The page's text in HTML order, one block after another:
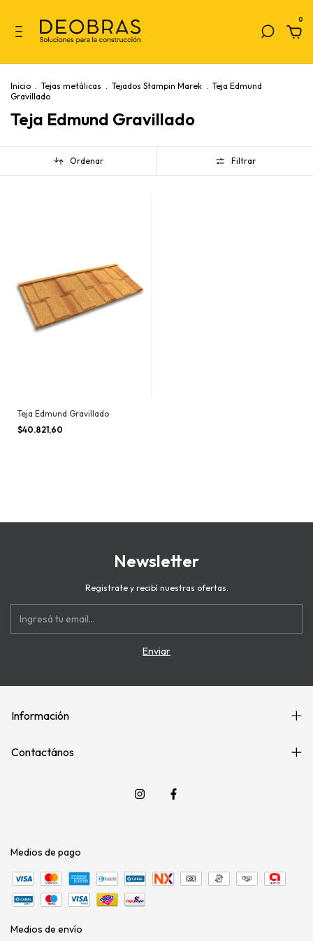
0
Inicio . Tejas metálicas . Tejados Stampin Marek . Teja Edmund
Gravillado
Teja Edmund Gravillado
Ordenar Filtrar
Teja Edmund Gravillado
$40.821,60
Newsletter
Registrate y recibí nuestras ofertas.
Información
Contactános
Medios de pago
Medios de envío